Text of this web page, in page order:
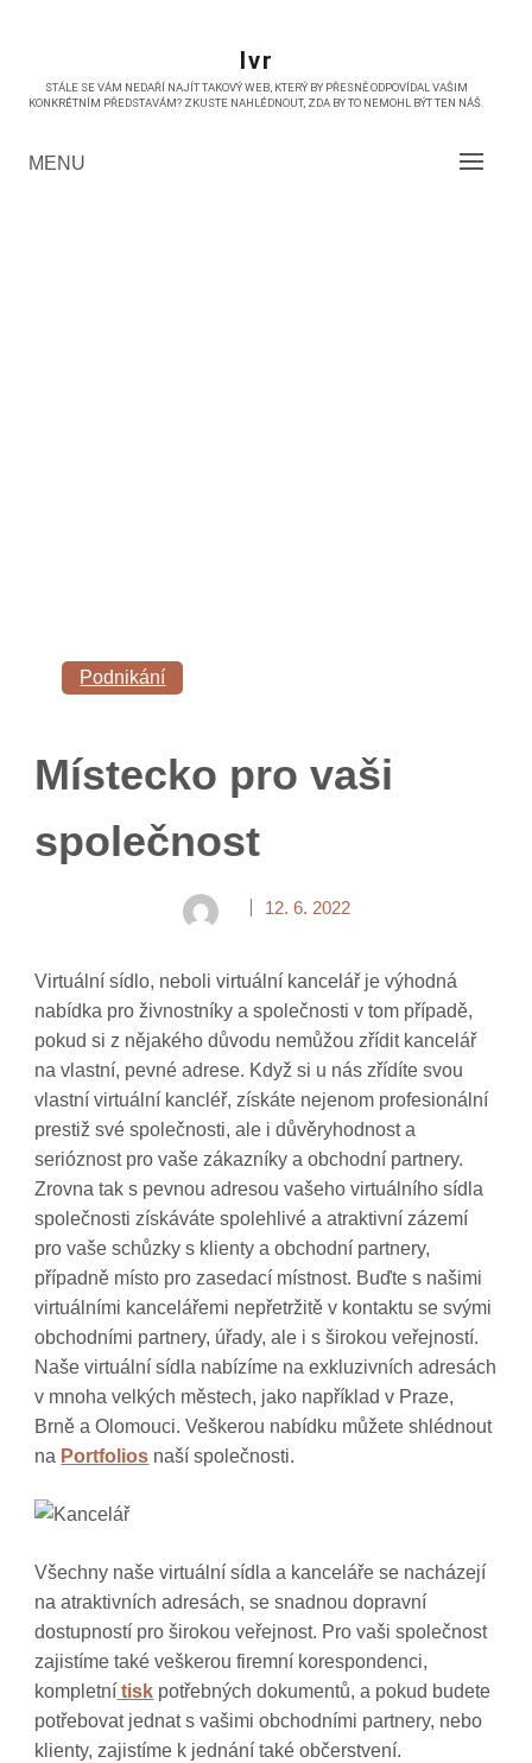
Ivr
STÁLE SE VÁM NEDAŘÍ NAJÍT TAKOVÝ WEB, KTERÝ BY PŘESNĚ ODPOVÍDAL VAŠIM
KONKRÉTNÍM PŘEDSTAVÁM? ZKUSTE NAHLÉDNOUT, ZDA BY TO NEMOHL BÝT TEN NÁŠ.
MENU
Podnikání
Místecko pro vaši
společnost
12. 6. 2022
Virtuální sídlo, neboli virtuální kancelář je výhodná
nabídka pro živnostníky a společnosti v tom případě,
pokud si z nějakého důvodu nemůžou zřídit kancelář
na vlastní, pevné adrese. Když si u nás zřídíte svou
vlastní virtuální kancléř, získáte nejenom profesionální
prestiž své společnosti, ale i důvěryhodnost a
serióznost pro vaše zákazníky a obchodní partnery.
Zrovna tak s pevnou adresou vašeho virtuálního sídla
společnosti získáváte spolehlivé a atraktivní zázemí
pro vaše schůzky s klienty a obchodní partnery,
případně místo pro zasedací místnost. Buďte s našimi
virtuálními kancelářemi nepřetržitě v kontaktu se svými
obchodními partnery, úřady, ale i s širokou veřejností.
Naše virtuální sídla nabízíme na exkluzivních adresách
v mnoha velkých městech, jako například v Praze,
Brně a Olomouci. Veškerou nabídku můžete shlédnout
na Portfolios naší společnosti.
Všechny naše virtuální sídla a kanceláře se nacházejí
na atraktivních adresách, se snadnou dopravní
dostupností pro širokou veřejnost. Pro vaši společnost
zajistíme také veškerou firemní korespondenci,
kompletní tisk potřebných dokumentů, a pokud budete
potřebovat jednat s vašimi obchodními partnery, nebo
klienty, zajistíme k jednání také občerstvení.